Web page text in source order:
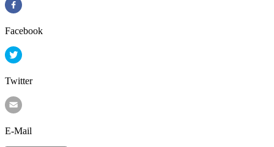
Facebook
Twitter
E-Mail